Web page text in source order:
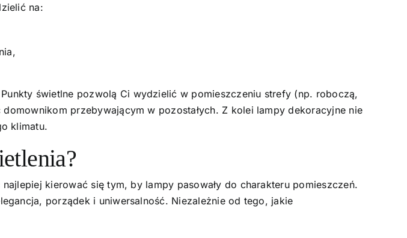
na:
świetlne pozwolą Ci wydzielić w pomieszczeniu strefy (np. roboczą,
przebywającym w pozostałych. Z kolei lampy dekoracyjne nie
klimatu.
kierować się tym, by lampy pasowały do charakteru pomieszczeń.
porządek i uniwersalność. Niezależnie od tego, jakie